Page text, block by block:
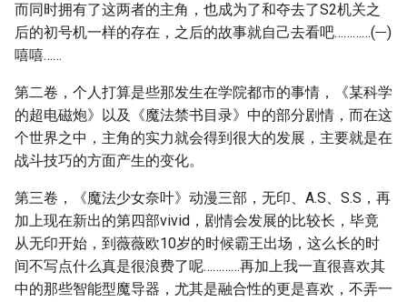
而同时拥有了这两者的主角，也成为了和夺去了S2机关之
后的初号机一样的存在，之后的故事就自己去看吧…………( __)
嘻嘻……
第二卷，个人打算是些那发生在学院都市的事情，《某科学
的超电磁炮》以及《魔法禁书目录》中的部分剧情，而在这
个世界之中，主角的实力就会得到很大的发展，主要就是在
战斗技巧的方面产生的变化。
第三卷，《魔法少女奈叶》动漫三部，无印、A.S、S.S，再
加上现在新出的第四部vivid，剧情会发展的比较长，毕竟
从无印开始，到薇薇欧10岁的时候霸王出场，这么长的时
间不写点什么真是很浪费了呢…………再加上我一直很喜欢其
中的那些智能型魔导器，尤其是融合性的更是喜欢，不弄一